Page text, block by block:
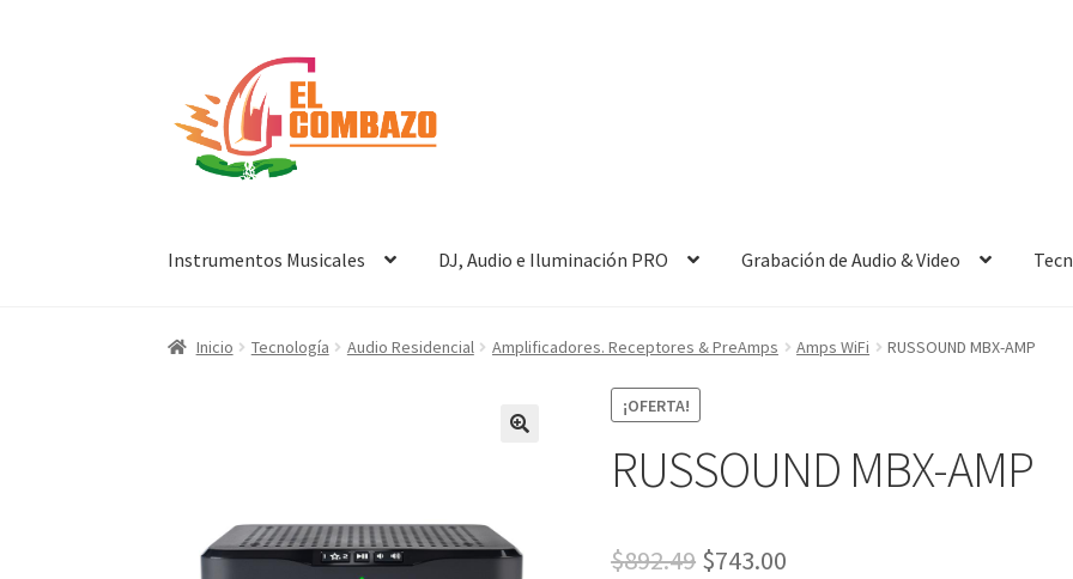
Instrumentos Musicales DJ, Audio e Iluminación PRO Grabación de Audio & Video
Inicio Tecnología Audio Residencial Amplificadores. Receptores & PreAmps Amps WiFi RUSSOUND MBX-AMP
¡OFERTA!
RUSSOUND MBX-AMP
$892.49 $743.00